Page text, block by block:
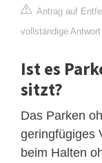
Antrag auf
vollständige
Ist es
sitzt?
Das Parken
geringfügiges
beim Halten